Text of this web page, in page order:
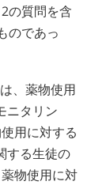
の質問を含
のであっ
、薬物使用
ニタリン
用に対する
する生徒の
物使用に対